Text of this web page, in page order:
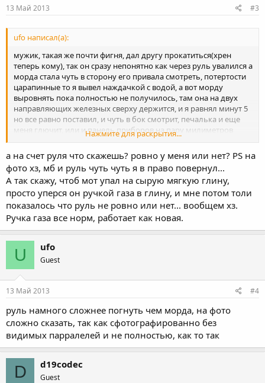
13 Май 2013 #3
ufo написал(а):
мужик, такая же почти фигня, дал другу прокатиться(хрен
теперь кому), так он сразу непонятно как через руль увалился а
морда стала чуть в сторону его привала смотреть, потертости
царапинные то я вывел наждачкой с водой, а вот морду
выровнять пока полностью не получилось, там она на двух
направляющих железных сверху держится, и я равнял минут 5
но все равно поставил, и чуть в бок смотрит, печалька и еще
меня глючит, или и панель приборов на пару милиметров
Нажмите для раскрытия...
а на счет руля что скажешь? ровно у меня или нет? PS на
фото хз, мб и руль чуть чуть я в право повернул...
А так скажу, чтоб мот упал на сырую мягкую глину,
просто уперся он ручкой газа в глину, и мне потом толи
показалось что руль не ровно или нет... вообщем хз.
Ручка газа все норм, работает как новая.
U ufo
Guest
13 Май 2013 #4
руль намного сложнее погнуть чем морда, на фото
сложно сказать, так как сфотографированно без
видимых парралелей и не полностью, как то так
D d19codec
Guest